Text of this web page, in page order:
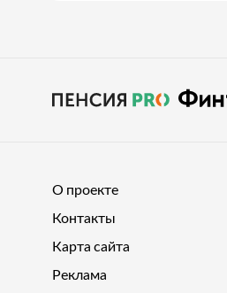
О проекте
Контакты
Карта сайта
Реклама